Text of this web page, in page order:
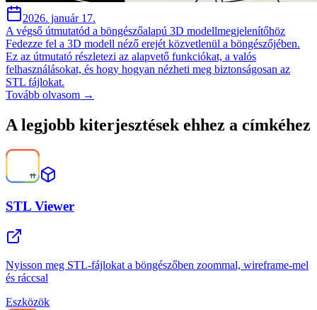
2026. január 17.
A végső útmutatód a böngészőalapú 3D modellmegjelenítőhöz
Fedezze fel a 3D modell néző erejét közvetlenül a böngészőjében.
Ez az útmutató részletezi az alapvető funkciókat, a valós
felhasználásokat, és hogy hogyan nézheti meg biztonságosan az
STL fájlokat.
Tovább olvasom →
A legjobb kiterjesztések ehhez a címkéhez
STL Viewer
Nyisson meg STL-fájlokat a böngészőben zoommal, wireframe-mel
és ráccsal
Eszközök